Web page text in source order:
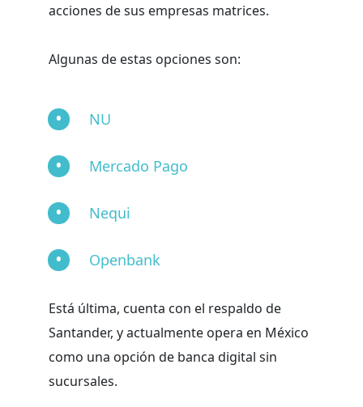
acciones de sus empresas matrices.
Algunas de estas opciones son:
NU
Mercado Pago
Nequi
Openbank
Está última, cuenta con el respaldo de
Santander, y actualmente opera en México
como una opción de banca digital sin
sucursales.